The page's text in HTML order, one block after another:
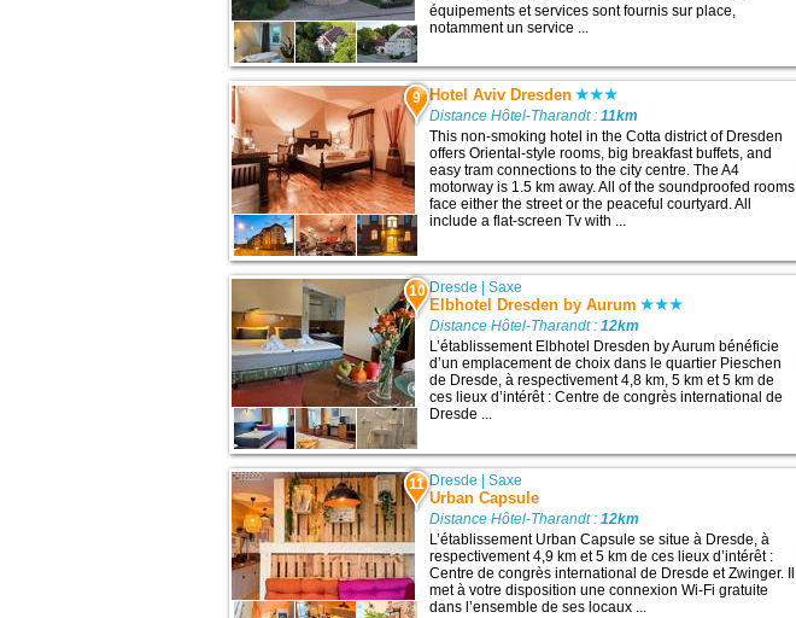
équipements et services sont fournis sur place,
notamment un service ...
9 Hotel Aviv Dresden
Distance Hôtel-Tharandt :11km
This non-smoking hotel in the Cotta district of Dresden
offers Oriental-style rooms, big breakfast buffets, and
easy tram connections to the city centre. The A4
motorway is 1.5 km away. All of the soundproofed rooms
face either the street or the peaceful courtyard. All
include a flat-screen Tv with ...
10 Dresde |Saxe
Elbhotel Dresden by Aurum
Distance Hôtel-Tharandt :12km
L’établissement Elbhotel Dresden by Aurum bénéficie
d’un emplacement de choix dans le quartier Pieschen
de Dresde, à respectivement 4,8 km, 5 km et 5 km de
ces lieux d’intérêt : Centre de congrès international de
Dresde ...
11 Dresde |Saxe
Urban Capsule
Distance Hôtel-Tharandt :12km
L’établissement Urban Capsule se situe à Dresde, à
respectivement 4,9 km et 5 km de ces lieux d’intérêt :
Centre de congrès international de Dresde et Zwinger. Il
met à votre disposition une connexion Wi-Fi gratuite
dans l’ensemble de ses locaux ...